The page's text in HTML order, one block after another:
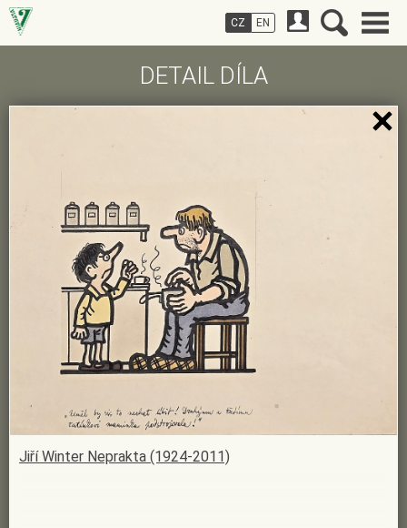
DETAIL DÍLA
Jiří Winter Neprakta (1924-2011)
CZ EN